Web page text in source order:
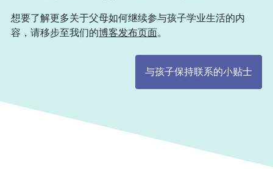
想要了解更多关于父母如何继续参与孩子学业生活的内
容，请移步至我们的博客发布页面。
与孩子保持联系的小贴士